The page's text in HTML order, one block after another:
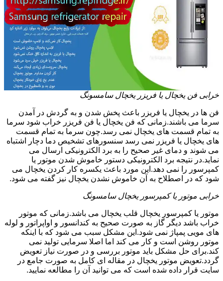
خرابی فن یخچال یا فریزر یخچال سامسونگ
فن ها در یخچال یا فریزر باعث پخش شدن و به گردش در آمدن
سرما می باشند.زمانی که فن یخچال یا فن فریزر خراب شود سرما
به تمام قسمت های یخچال نمی رسد.چون سرما به تمام قسمت
های یخچال یا فریزر نمی رسد سنسورهای تشخیص دما دچار اشتباه
می شوند و دمای غیر صحیح را به برد الکترونیکی ارسال می
نماید.در نتیجه برد الکترونیکی دستور خاموش شدن موتور یا
کمپرسور را نمی دهد.این مورد باعث یکسره کار کردن یخچال می
شود که در اصطلاح به آن خاموش نشدن یخچال نیز گفته می شود.
خرابی موتور یا کمپرسور یخچال سامسونگ
موتور یا کمپرسور یخچال قلب یخچال می باشد.زمانی که موتور
خراب باشد دیگر گاز به صورت صحیح به کندانسور و اواپراتور و لوله
های مویی پمپاژ نمی شود.این مشکل سبب می شود که با اینکه
موتور روشن است و کار می کند اما اصلا سرمایی تولید نمی
کند.برای حل مشکل باید موتور بررسی و در صورت نیاز تعویض
گردد.تعویض موتور یخچال در مقاله ای کامل به صورت جامع در
سایت قرار داده شده است که می توانید آن را مطالعه نمایید.